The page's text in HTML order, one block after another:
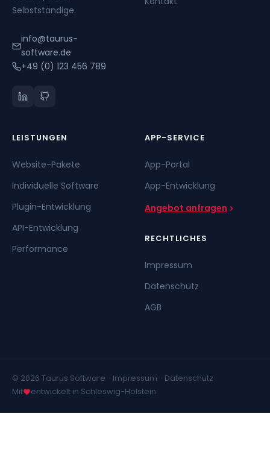
Selbstständige.
info@taurus-
software.de
+49 (0) 123 456 789
LEISTUNGEN
Website-Pakete
Individuelle Software
Plugin-Entwicklung
API-Entwicklung
Performance
APP-SERVICE
App-Portal
App-Entwicklung
Angebot anfragen
RECHTLICHES
Impressum
Datenschutz
AGB
© 2026 Taurus Software · Impressum · Datenschutz
Mit
entwickelt in Schleswig-Holstein